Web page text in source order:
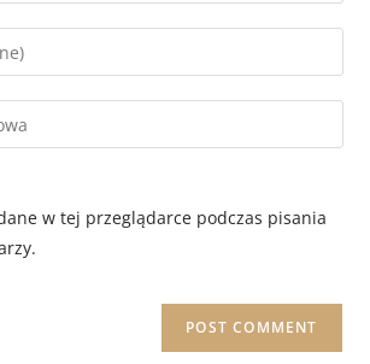
w tej przeglądarce podczas pisania